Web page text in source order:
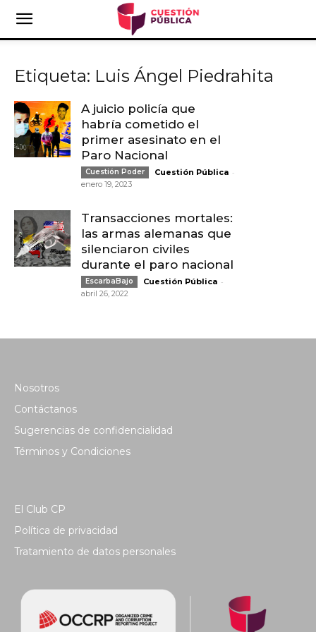
Etiqueta: Luis Ángel Piedrahita
A juicio policía que
habría cometido el
primer asesinato en el
Paro Nacional
Cuestión Poder Cuestión Pública -
enero 19, 2023
Transacciones mortales:
las armas alemanas que
silenciaron civiles
durante el paro nacional
EscarbaBajo Cuestión Pública -
abril 26, 2022
Nosotros
Contáctanos
Sugerencias de confidencialidad
Términos y Condiciones
El Club CP
Política de privacidad
Tratamiento de datos personales